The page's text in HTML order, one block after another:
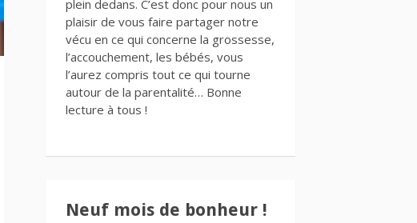
plein dedans. C’est donc pour nous un
plaisir de vous faire partager notre
vécu en ce qui concerne la grossesse,
l’accouchement, les bébés, vous
l’aurez compris tout ce qui tourne
autour de la parentalité… Bonne
lecture à tous !
Neuf mois de bonheur !